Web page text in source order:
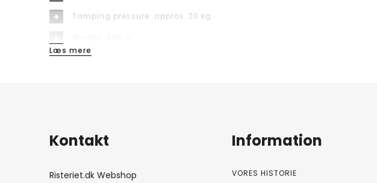
Tamping pressure: approx. 20 kg
Diameter: 58 mm
Læs mere
Kontakt
Risteriet.dk Webshop
Information
VORES HISTORIE